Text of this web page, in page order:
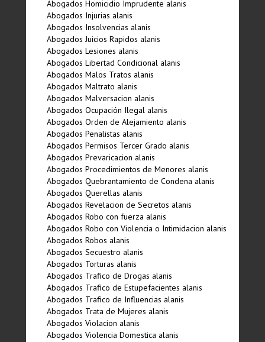
Abogados Homicidio Imprudente alanis
Abogados Injurias alanis
Abogados Insolvencias alanis
Abogados Juicios Rapidos alanis
Abogados Lesiones alanis
Abogados Libertad Condicional alanis
Abogados Malos Tratos alanis
Abogados Maltrato alanis
Abogados Malversacion alanis
Abogados Ocupación Ilegal alanis
Abogados Orden de Alejamiento alanis
Abogados Penalistas alanis
Abogados Permisos Tercer Grado alanis
Abogados Prevaricacion alanis
Abogados Procedimientos de Menores alanis
Abogados Quebrantamiento de Condena alanis
Abogados Querellas alanis
Abogados Revelacion de Secretos alanis
Abogados Robo con fuerza alanis
Abogados Robo con Violencia o Intimidacion alanis
Abogados Robos alanis
Abogados Secuestro alanis
Abogados Torturas alanis
Abogados Trafico de Drogas alanis
Abogados Trafico de Estupefacientes alanis
Abogados Trafico de Influencias alanis
Abogados Trata de Mujeres alanis
Abogados Violacion alanis
Abogados Violencia Domestica alanis